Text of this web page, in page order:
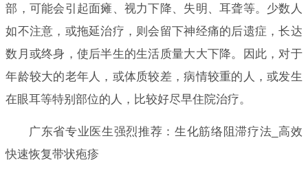
部，可能会引起面瘫、视力下降、失明、耳聋等。少数人
如不注意，或拖延治疗，则会留下神经痛的后遗症，长达
数月或终身，使后半生的生活质量大大下降。因此，对于
年龄较大的老年人，或体质较差，病情较重的人，或发生
在眼耳等特别部位的人，比较好尽早住院治疗。
广东省专业医生强烈推荐：生化筋络阻滞疗法_高效
快速恢复带状疱疹